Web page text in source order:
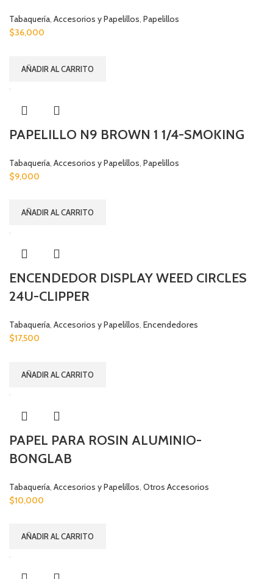
Tabaquería, Accesorios y Papelillos, Papelillos
$36,000
AÑADIR AL CARRITO
PAPELILLO N9 BROWN 1 1/4-SMOKING
Tabaquería, Accesorios y Papelillos, Papelillos
$9,000
AÑADIR AL CARRITO
ENCENDEDOR DISPLAY WEED CIRCLES
24U-CLIPPER
Tabaquería, Accesorios y Papelillos, Encendedores
$17,500
AÑADIR AL CARRITO
PAPEL PARA ROSIN ALUMINIO-
BONGLAB
Tabaquería, Accesorios y Papelillos, Otros Accesorios
$10,000
AÑADIR AL CARRITO